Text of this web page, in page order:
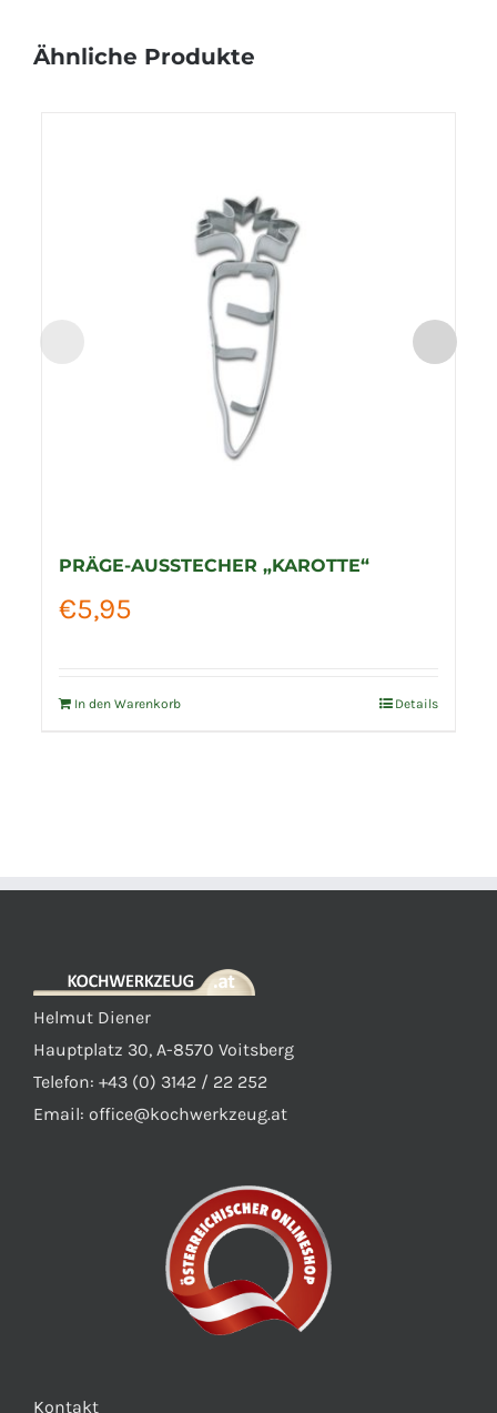
Ähnliche Produkte
PRÄGE-AUSSTECHER „KAROTTE“
€5,95
In den Warenkorb Details
Helmut Diener
Hauptplatz 30, A-8570 Voitsberg
Telefon: +43 (0) 3142 / 22 252
Email: office@kochwerkzeug.at
Kontakt